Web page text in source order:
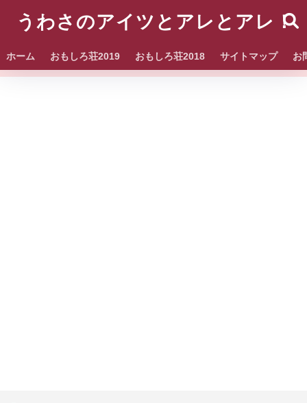
うわさのアイツとアレとアレ！
ホーム おもしろ荘2019 おもしろ荘2018 サイトマップ お